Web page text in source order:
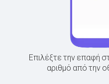
Επιλέξτε την επαφή
αριθμό από την